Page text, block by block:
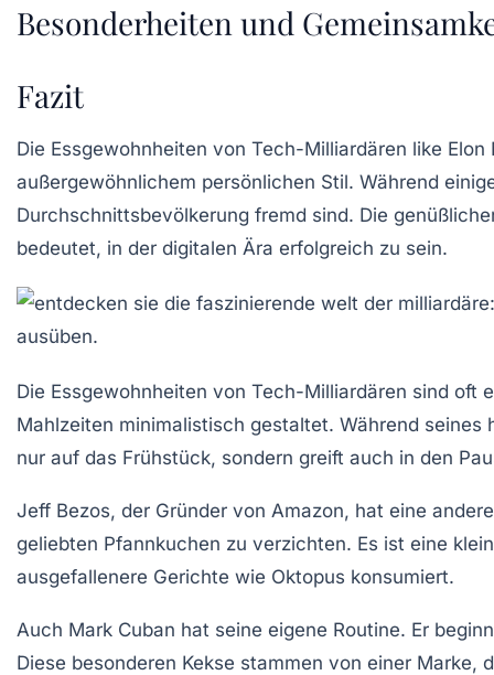
Besonderheiten und
Fazit
Die Essgewohnheiten von Tech-Milliardären like Elon
außergewöhnlichem persönlichen Stil. Während
Durchschnittsbevölkerung fremd sind. Die
bedeutet, in der digitalen Ära erfolgreich zu sein.
Die Essgewohnheiten von Tech-Milliardären sind oft
Mahlzeiten minimalistisch gestaltet. Während
nur auf das Frühstück, sondern greift auch in den
Jeff Bezos, der Gründer von Amazon, hat eine
geliebten Pfannkuchen zu verzichten. Es ist eine
ausgefallenere Gerichte wie Oktopus konsumiert.
Auch Mark Cuban hat seine eigene Routine. Er
Diese besonderen Kekse stammen von einer